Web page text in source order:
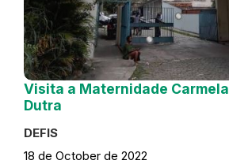
Visita a Maternidade Carmela
Dutra
DEFIS
18 de October de 2022